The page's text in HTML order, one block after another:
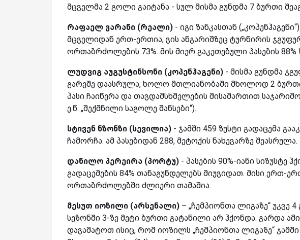
მცველმა 2 გოლი გაიტანა - სულ მისმა გუნდმა 7 ბურთი
რაფაელ ვარანი (რეალი) - იგი ზანკასთან
მცველიდან ერთ-ერთია, ვის ანგარიშზეც ტურნირის
ორთაბრძოლების 73%. მის მიერ გაკეთებული პასების 88%
ლუდვიგ აუგუსტინსონი (კოპენჰაგენი) - მისმა გუნდმა
გარეშე დაასრულა, ხოლო მთლიანობაში მხოლოდ 2 ბურთი
პასი ჩაიწერა და თავდამსხმელების მისამართით
ე.წ. „შექმნილი საგოლე შანსები“).
სტივენ ნზონზი (სევილია) - ჯამში 459 ზუსტი გადაცემა
ჩამორჩა. ამ პასებიდან 288, მეტოქის ნახევარზე შეასრულა.
დანილო პერეირა (პორტუ) - პასების 90%-იანი სიზუსტე
გადაცემების 84% თანაგუნდელებს მიუვიდათ. მისი ერთ-
ორთაბრძოლებში ძლიერი თამაშია.
მესუთ იოზილი (არსენალი) – „ჩემპიონთა ლიგაზე“ უკვე
სეზონში 3-ზე მეტი ბურთი გატანილი არ ჰქონდა. გარდა
დავამატოთ ისიც, რომ იოზილს „ჩემპიონთა ლიგაზე“